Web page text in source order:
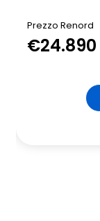
Prezzo Renord
€24.890